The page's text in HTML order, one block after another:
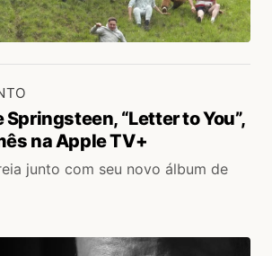
Springsteen, “Letter to You”,
na Apple TV+
junto com seu novo álbum de